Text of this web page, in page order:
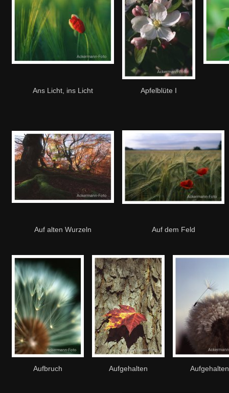
Ans Licht, ins Licht Apfelblüte I
Auf alten Wurzeln Auf dem Feld
Aufbruch Aufgehalten Aufgehalten